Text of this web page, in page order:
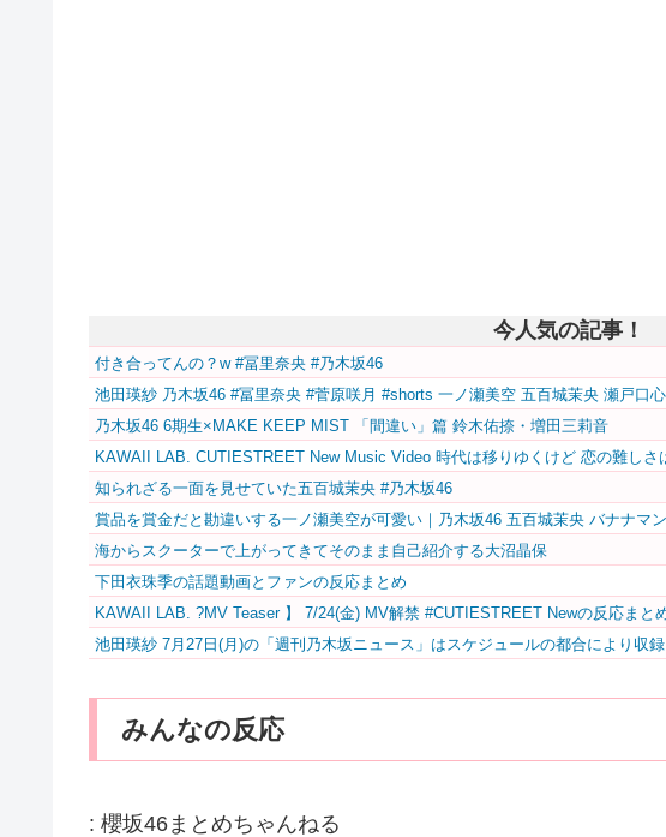
今人気の記事！
付き合ってんの？w #冨里奈央 #乃木坂46
池田瑛紗 乃木坂46 #冨里奈央 #菅原咲月 #shorts 一ノ瀬美空 五百城茉央 瀬戸口
乃木坂46 6期生×MAKE KEEP MIST 「間違い」篇 鈴木佑捺・増田三莉音
KAWAII LAB. CUTIESTREET New Music Video 時代は移りゆくけど 恋の難しさ
知られざる一面を見せていた五百城茉央 #乃木坂46
賞品を賞金だと勘違いする一ノ瀬美空が可愛い｜乃木坂46 五百城茉央 バナナマ
海からスクーターで上がってきてそのまま自己紹介する大沼晶保
下田衣珠季の話題動画とファンの反応まとめ
KAWAII LAB. ?MV Teaser️‍ 】 7/24(金) MV解禁 #CUTIESTREET Newの反応まと
池田瑛紗 7月27日(月)の「週刊乃木坂ニュース」はスケジュールの都合により収
みんなの反応
: 櫻坂46まとめちゃんねる